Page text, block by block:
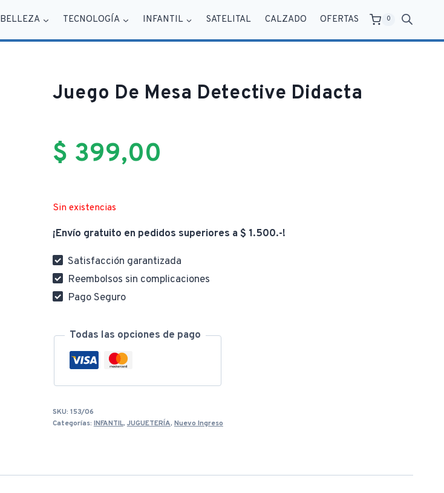
BELLEZA TECNOLOGÍA INFANTIL SATELITAL CALZADO OFERTAS 0
Juego De Mesa Detective Didacta
$ 399,00
Sin existencias
¡Envío gratuito en pedidos superiores a $ 1.500.-!
Satisfacción garantizada
Reembolsos sin complicaciones
Pago Seguro
Todas las opciones de pago
SKU: 153/06
Categorías: INFANTIL, JUGUETERÍA, Nuevo Ingreso